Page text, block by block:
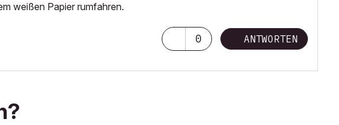
weißen Papier rumfahren.
0 ANTWORTEN